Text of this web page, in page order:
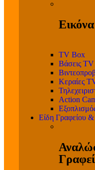
Εικόνα
TV Box
Βάσεις
Κεραίες
Action
Είδη Γραφείου